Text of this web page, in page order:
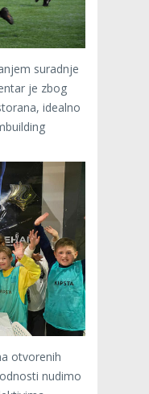
suradnje
je zbog
idealno
otvorenih
nudimo